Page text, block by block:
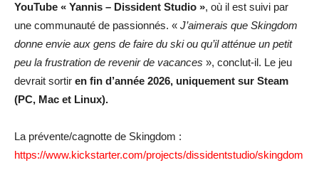
YouTube « Yannis – Dissident Studio », où il est suivi par
une communauté de passionnés. « J’aimerais que Skingdom
donne envie aux gens de faire du ski ou qu’il atténue un petit
peu la frustration de revenir de vacances », conclut-il. Le jeu
devrait sortir en fin d’année 2026, uniquement sur Steam
(PC, Mac et Linux).
La prévente/cagnotte de Skingdom :
https://www.kickstarter.com/projects/dissidentstudio/skingdom